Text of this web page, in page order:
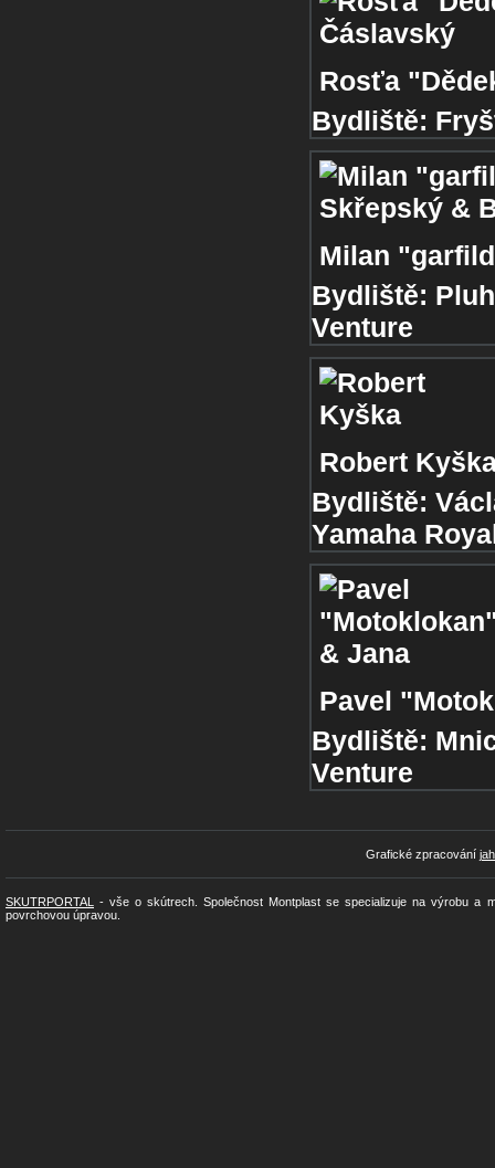
Rosťa
Bydliště:
Milan
Bydliště:
Venture
Robert
Bydliště:
Yamaha
Pavel
Bydliště:
Venture
Grafické zpracování
SKUTRPORTAL
- vše o skútrech. Společnost Montplast se specializuje na výrobu a
povrchovou úpravou.